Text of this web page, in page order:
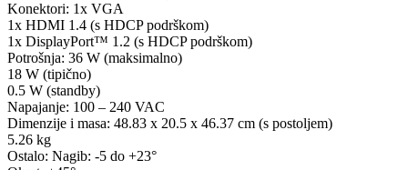
Konektori: 1x VGA
1x HDMI 1.4 (s HDCP podrškom)
1x DisplayPort™ 1.2 (s HDCP podrškom)
Potrošnja: 36 W (maksimalno)
18 W (tipično)
0.5 W (standby)
Napajanje: 100 – 240 VAC
Dimenzije i masa: 48.83 x 20.5 x 46.37 cm (s postoljem)
5.26 kg
Ostalo: Nagib: -5 do +23°